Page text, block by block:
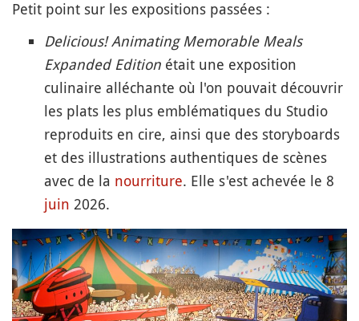
Petit point sur les expositions passées :
Delicious! Animating Memorable Meals
Expanded Edition était une exposition
culinaire alléchante où l'on pouvait découvrir
les plats les plus emblématiques du Studio
reproduits en cire, ainsi que des storyboards
et des illustrations authentiques de scènes
avec de la nourriture. Elle s'est achevée le 8
juin 2026.